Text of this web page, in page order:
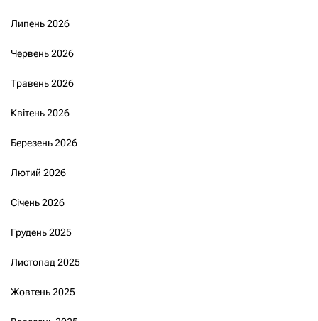
Липень 2026
Червень 2026
Травень 2026
Квітень 2026
Березень 2026
Лютий 2026
Січень 2026
Грудень 2025
Листопад 2025
Жовтень 2025